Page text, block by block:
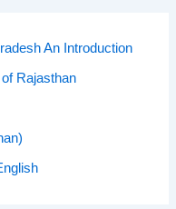
An Introduction
Rajasthan